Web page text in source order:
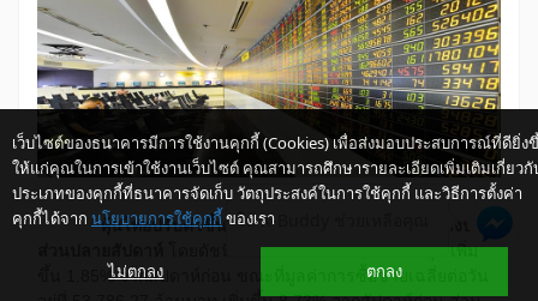
​ หุ้นไทยปรับตัวขึ้นจากสัปดาห์ก่อนแม้ลดช่วงบวกลงบาง
โดยดัชนี SET ปิดที่ระดับ 1,323.31 จุด เพิ่ม
ขึ้น 1.85% จากสัปดาห์ก่อน ขณะที่มูลค่าการซื้อขายเฉลี่ยต่อวัน
เว็บไซต์ของธนาคารมีการใช้งานคุกกี้ (Cookies) เพื่อส่งมอบประสบการณ์ที่ดียิ่ง
ให้แก่คุณในการเข้าใช้งานเว็บไซต์ คุณสามารถศึกษารายละเอียดเพิ่มเติมเกี่ยวกั
ประเภทของคุกกี้ที่ธนาคารจัดเก็บ วัตถุประสงค์ในการใช้คุกกี้ และวิธีการตั้งค่า
คุกกี้ได้จาก นโยบายการใช้คุกกี้ ของเรา
ไม่ตกลง ตกลง
ให้ K-Buddy ช่วยเหลือคุณ